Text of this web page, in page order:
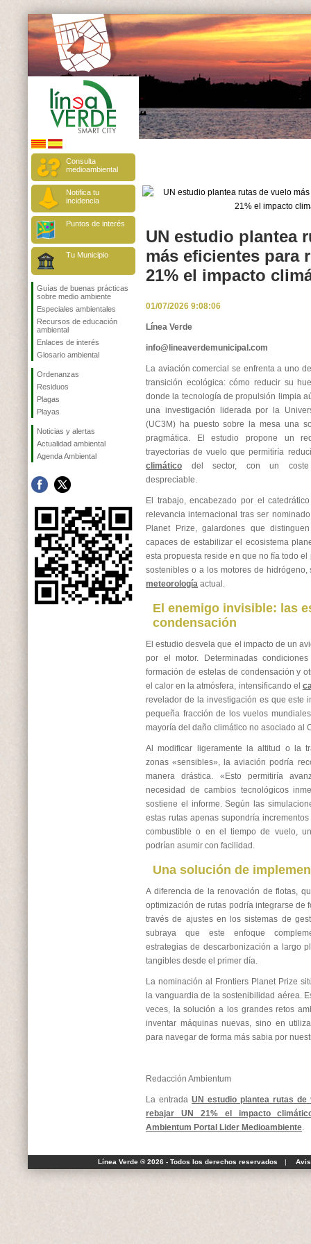
Consulta
medioambiental
Notifica tu
incidencia
Puntos de interés
Tu Municipio
Guías de buenas prácticas
sobre medio ambiente
Especiales ambientales
Recursos de educación
ambiental
Enlaces de interés
Glosario ambiental
Ordenanzas
Residuos
Plagas
Playas
Noticias y alertas
Actualidad ambiental
Agenda Ambiental
UN estudio plantea
más eficientes para
21% el impacto
01/07/2026 9:08:06
Línea Verde
info@lineaverdemunicipal.com
La aviación comercial se enfrenta a uno
transición ecológica: cómo reducir su
donde la tecnología de propulsión limpia
una investigación liderada por la
(UC3M) ha puesto sobre la mesa una
pragmática. El estudio propone un
trayectorias de vuelo que permitiría
climático del sector, con un coste
despreciable.
El trabajo, encabezado por el
relevancia internacional tras ser
Planet Prize, galardones que
capaces de estabilizar el ecosistema
esta propuesta reside en que no fía todo
sostenibles o a los motores de
meteorología actual.
El enemigo invisible: las
condensación
El estudio desvela que el impacto de un
por el motor. Determinadas
formación de estelas de condensación y
el calor en la atmósfera, intensificando el
revelador de la investigación es que este
pequeña fracción de los vuelos
mayoría del daño climático no asociado al
Al modificar ligeramente la altitud o la
zonas «sensibles», la aviación podría
manera drástica. «Esto permitiría
necesidad de cambios tecnológicos
sostiene el informe. Según las
estas rutas apenas supondría
combustible o en el tiempo de vuelo,
podrían asumir con facilidad.
Una solución de
A diferencia de la renovación de flotas,
optimización de rutas podría integrarse de
través de ajustes en los sistemas de
subraya que este enfoque
estrategias de descarbonización a largo
tangibles desde el primer día.
La nominación al Frontiers Planet Prize
la vanguardia de la sostenibilidad aérea.
veces, la solución a los grandes retos
inventar máquinas nuevas, sino en
para navegar de forma más sabia por
Redacción Ambientum
La entrada UN estudio plantea rutas
rebajar UN 21% el impacto
Ambientum Portal Lider Medioambiente.
Línea Verde ® 2026 - Todos los derechos reservados |